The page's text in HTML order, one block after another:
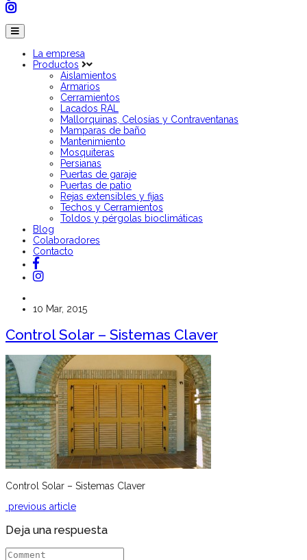
La empresa
Productos
Aislamientos
Armarios
Cerramientos
Lacados RAL
Mallorquinas, Celosías y Contraventanas
Mamparas de baño
Mantenimiento
Mosquiteras
Persianas
Puertas de garaje
Puertas de patio
Rejas extensibles y fijas
Techos y Cerramientos
Toldos y pérgolas bioclimáticas
Blog
Colaboradores
Contacto
10 Mar, 2015
Control Solar – Sistemas Claver
Control Solar – Sistemas Claver
previous article
Deja una respuesta